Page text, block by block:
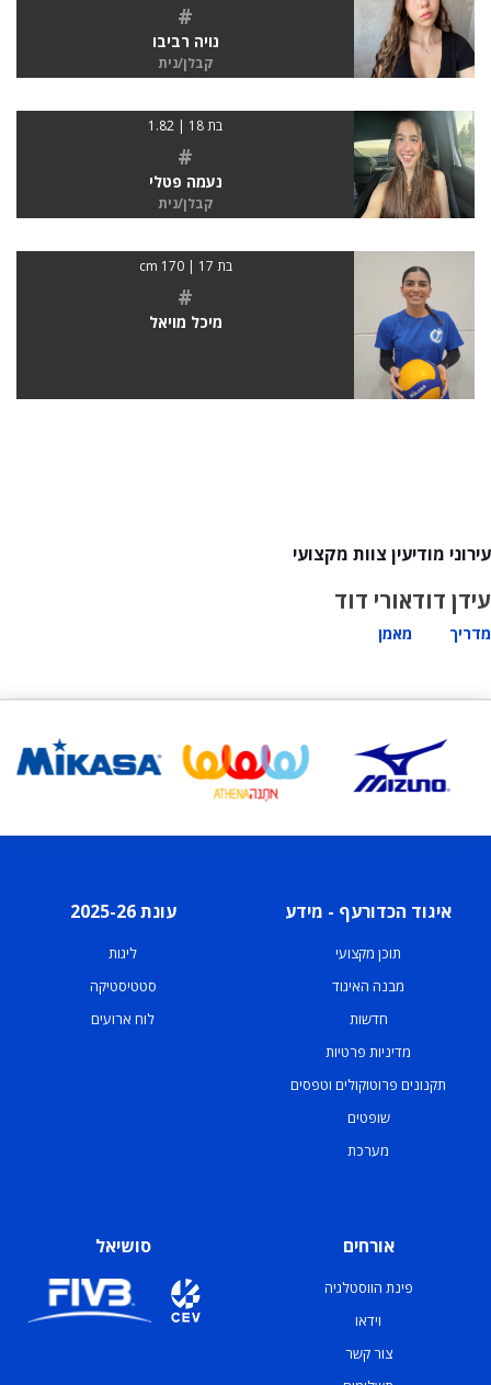
#
נויה רביבו
קבלן/נית
בת 18 | 1.82
#
נעמה פטלי
קבלן/נית
בת 17 | 170 cm
#
מיכל מויאל
עירוני מודיעין צוות מקצועי
עידן דוד
מדריך
אורי דוד
מאמן
איגוד הכדורעף - מידע
תוכן מקצועי
מבנה האיגוד
חדשות
מדיניות פרטיות
תקנונים פרוטוקולים וטפסים
שופטים
מערכת
עונת 2025-26
ליגות
סטטיסטיקה
לוח ארועים
אורחים
פינת הווסטלגיה
וידאו
צור קשר
סושיאל